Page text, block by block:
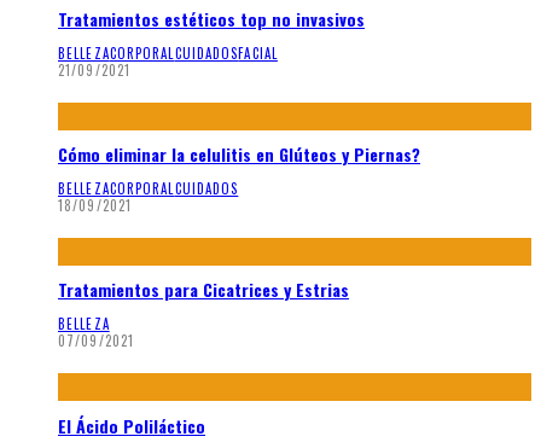
Tratamientos estéticos top no invasivos
BELLEZACORPORAL CUIDADOSFACIAL
21/09/2021
Cómo eliminar la celulitis en Glúteos y Piernas?
BELLEZACORPORAL CUIDADOS
18/09/2021
Tratamientos para Cicatrices y Estrias
BELLEZA
07/09/2021
El Ácido Poliláctico